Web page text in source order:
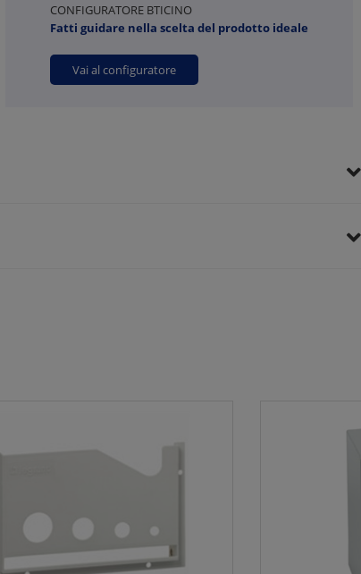
CONFIGURATORE BTICINO
Fatti guidare nella scelta del prodotto ideale
Vai al configuratore